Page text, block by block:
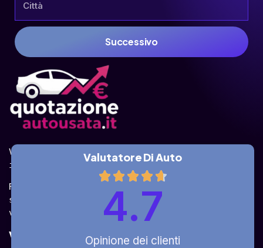
Successivo
Valuta la tua auto online, gratis e in pochi
istanti.
Ricevi la quotazione dai vari partner e potrai
sceglierla come venderla in modo sicuro,
veloce e rapido!
Valuta Per Modello
Valutatore Di Auto
Opinione dei clienti
4.7